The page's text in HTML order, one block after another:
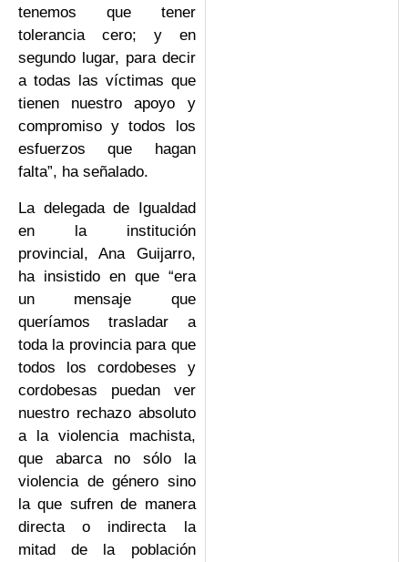
tenemos que tener
tolerancia cero; y en
segundo lugar, para decir
a todas las víctimas que
tienen nuestro apoyo y
compromiso y todos los
esfuerzos que hagan
falta”, ha señalado.
La delegada de Igualdad
en la institución
provincial, Ana Guijarro,
ha insistido en que “era
un mensaje que
queríamos trasladar a
toda la provincia para que
todos los cordobeses y
cordobesas puedan ver
nuestro rechazo absoluto
a la violencia machista,
que abarca no sólo la
violencia de género sino
la que sufren de manera
directa o indirecta la
mitad de la población